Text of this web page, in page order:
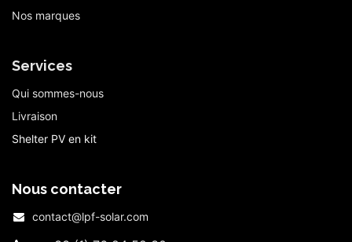
Nos marques
Services
Qui sommes-nous
Livraison
Shelter PV en kit
Nous contacter
contact@lpf-solar.com